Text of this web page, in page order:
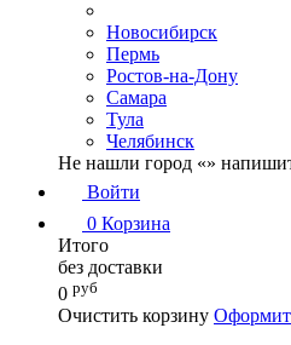
Новосибирск
Пермь
Ростов-на-Дону
Самара
Тула
Челябинск
Не нашли город «»
Войти
0 Корзина
Итого
без доставки
0 руб
Очистить корзину